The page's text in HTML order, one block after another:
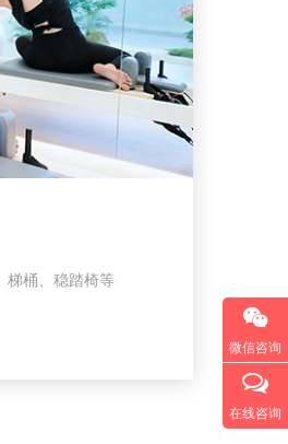
梯桶、稳踏椅等
微信咨询
在线咨询